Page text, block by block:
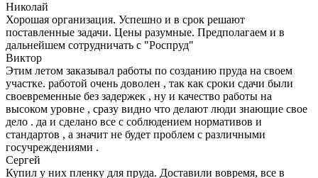
Николай
Хорошая организация. Успешно и в срок решают
поставленные задачи. Цены разумные. Предполагаем и в
дальнейшем сотрудничать с "Роспруд"
Виктор
Этим летом заказывал работы по созданию пруда на своем
участке. работой очень доволен , так как сроки сдачи были
своевременные без задержек , ну и качество работы на
высоком уровне , сразу видно что делают люди знающие свое
дело . да и сделано все с соблюдением нормативов и
стандартов , а значит не будет проблем с различными
госучреждениями .
Сергей
Купил у них пленку для пруда. Доставили вовремя, все в